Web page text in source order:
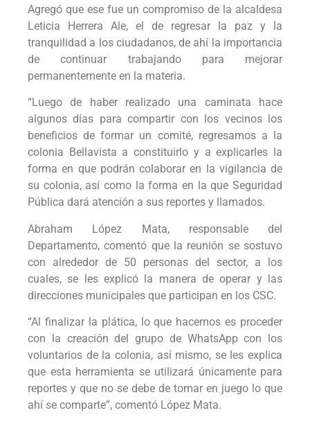
Agregó que ese fue un compromiso de la alcaldesa
Leticia Herrera Ale, el de regresar la paz y la
tranquilidad a los ciudadanos, de ahí la importancia
de continuar trabajando para mejorar
permanentemente en la materia.
“Luego de haber realizado una caminata hace
algunos días para compartir con los vecinos los
beneficios de formar un comité, regresamos a la
colonia Bellavista a constituirlo y a explicarles la
forma en que podrán colaborar en la vigilancia de
su colonia, así como la forma en la que Seguridad
Pública dará atención a sus reportes y llamados.
Abraham López Mata, responsable del
Departamento, comentó que la reunión se sostuvo
con alrededor de 50 personas del sector, a los
cuales, se les explicó la manera de operar y las
direcciones municipales que participan en los CSC.
“Al finalizar la plática, lo que hacemos es proceder
con la creación del grupo de WhatsApp con los
voluntarios de la colonia, así mismo, se les explica
que esta herramienta se utilizará únicamente para
reportes y que no se debe de tomar en juego lo que
ahí se comparte”, comentó López Mata.